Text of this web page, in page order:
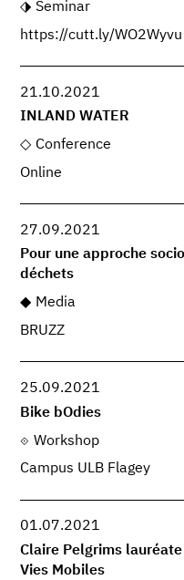
Seminar
https://cutt.ly/WO2Wyvu
21.10.2021
INLAND WATER
Conference
Online
27.09.2021
Pour une approche
déchets
Media
BRUZZ
25.09.2021
Bike bOdies
Workshop
Campus ULB Flagey
01.07.2021
Claire Pelgrims
Vies Mobiles